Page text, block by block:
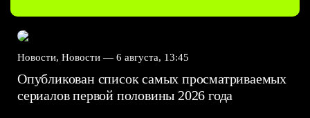
Новости, Новости — 6 августа, 13:45
Опубликован список самых просматриваемых
сериалов первой половины 2026 года